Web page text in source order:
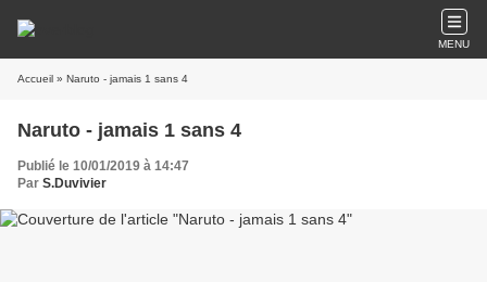
MENU
Accueil » Naruto - jamais 1 sans 4
Naruto - jamais 1 sans 4
Publié le 10/01/2019 à 14:47
Par S.Duvivier